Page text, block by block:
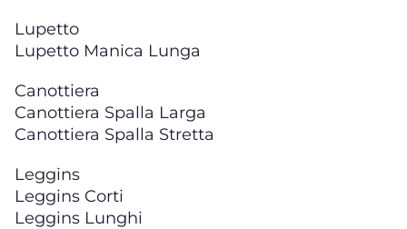
Lupetto
Lupetto Manica Lunga
Canottiera
Canottiera Spalla Larga
Canottiera Spalla Stretta
Leggins
Leggins Corti
Leggins Lunghi